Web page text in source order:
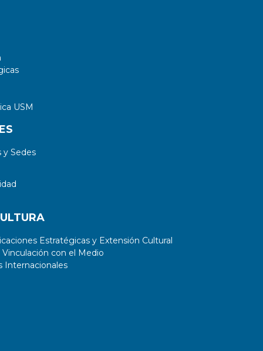
USM
Sedes
Estratégicas y Extensión Cultural
con el Medio
Internacionales